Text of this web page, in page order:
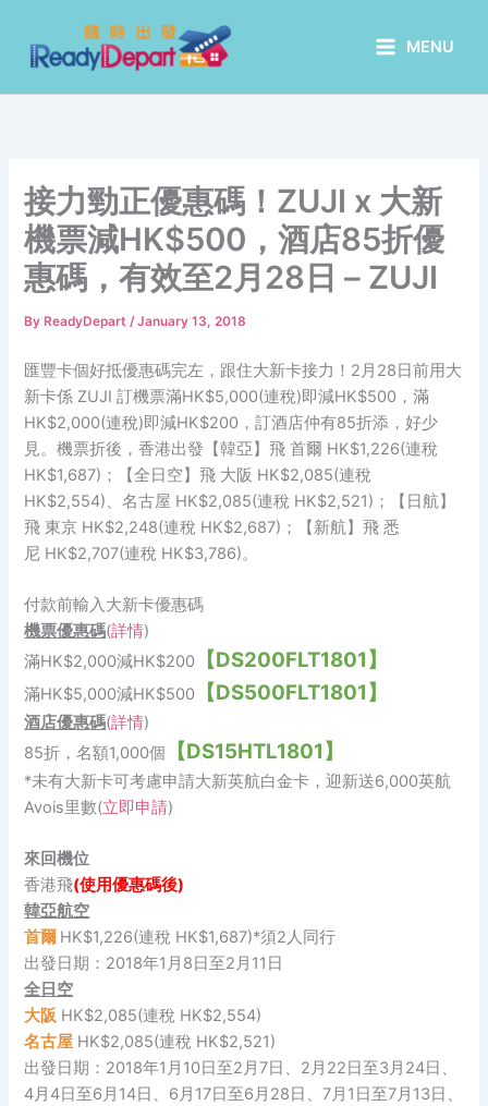
content
MENU
接力勁正優惠碼！ZUJI x 大新
機票減HK$500，酒店85折優
惠碼，有效至2月28日 – ZUJI
By ReadyDepart/January 13, 2018
匯豐卡個好抵優惠碼完左，跟住大新卡接力！2月28日前用大
新卡係 ZUJI 訂機票滿HK$5,000(連稅)即減HK$500，滿
HK$2,000(連稅)即減HK$200，訂酒店仲有85折添，好少
見。機票折後，香港出發【韓亞】飛 首爾 HK$1,226(連稅
HK$1,687)；【全日空】飛 大阪 HK$2,085(連稅
HK$2,554)、名古屋 HK$2,085(連稅 HK$2,521)；【日航】
飛 東京 HK$2,248(連稅 HK$2,687)；【新航】飛 悉
尼 HK$2,707(連稅 HK$3,786)。
付款前輸入大新卡優惠碼
機票優惠碼(詳情)
滿HK$2,000減HK$200
【DS200FLT1801】
滿HK$5,000減HK$500 【DS500FLT1801】
酒店優惠碼(詳情)
85折，名額1,000個
【DS15HTL1801】
*未有大新卡可考慮申請大新英航白金卡，迎新送6,000英航
Avois里數(立即申請)
來回機位
香港飛(使用優惠碼後)
韓亞航空
首爾 HK$1,226(連稅 HK$1,687)*須2人同行
出發日期：2018年1月8日至2月11日
全日空
大阪 HK$2,085(連稅 HK$2,554)
名古屋 HK$2,085(連稅 HK$2,521)
出發日期：2018年1月10日至2月7日、2月22日至3月24日、
4月4日至6月14日、6月17日至6月28日、7月1日至7月13日、